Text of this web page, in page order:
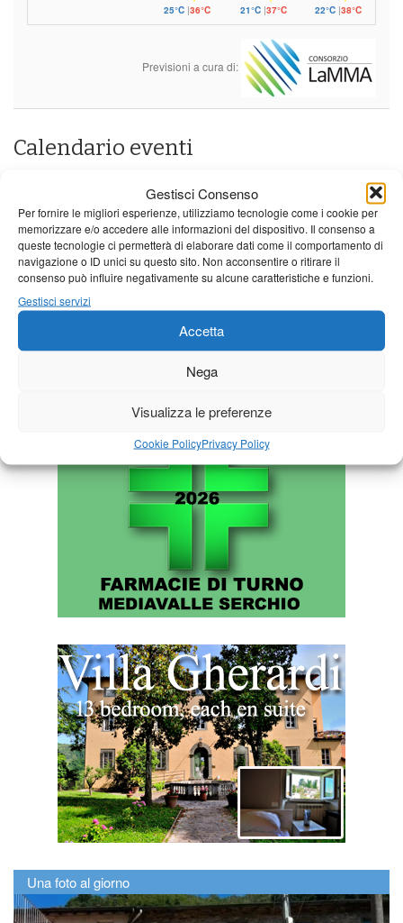
Gestisci Consenso
Per fornire le migliori esperienze, utilizziamo tecnologie come i cookie per
memorizzare e/o accedere alle informazioni del dispositivo. Il consenso a
queste tecnologie ci permetterà di elaborare dati come il comportamento di
navigazione o ID unici su questo sito. Non acconsentire o ritirare il
consenso può influire negativamente su alcune caratteristiche e funzioni.
Gestisci servizi
Accetta
Nega
Visualizza le preferenze
Cookie PolicyPrivacy Policy
25°C|36°C 21°C|37°C 22°C|38°C
Previsioni a cura di:
Calendario eventi
Agosto 2026
Set »
L
M M G V S
D
1
2
3
4 5 6 7 8
9
10
11
20
Una foto al giorno